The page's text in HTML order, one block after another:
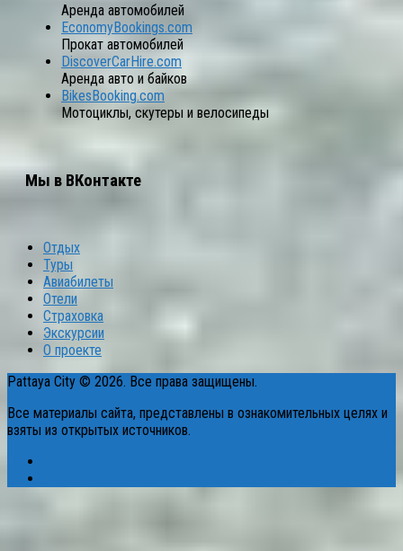
Аренда автомобилей
EconomyBookings.com
Прокат автомобилей
DiscoverCarHire.com
Аренда авто и байков
BikesBooking.com
Мотоциклы, скутеры и велосипеды
Мы в ВКонтакте
Отдых
Туры
Авиабилеты
Отели
Страховка
Экскурсии
О проекте
Pattaya City © 2026. Все права защищены.
Все материалы сайта, представлены в ознакомительных целях и
взяты из открытых источников.